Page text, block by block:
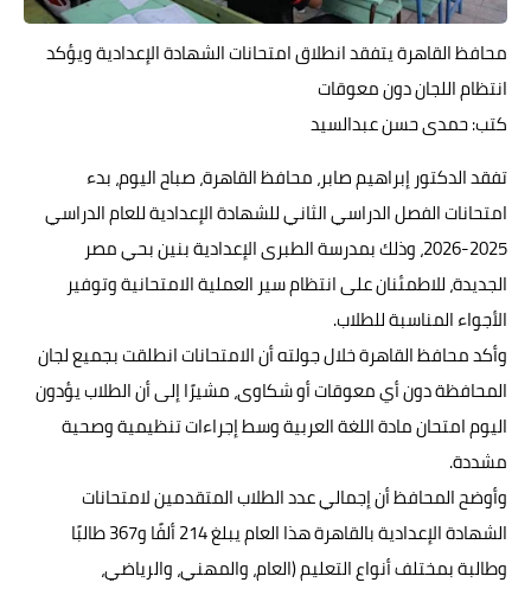
حوادث وقضايا
فن المطبخ
محافظ القاهرة يتفقد انطلاق امتحانات الشهادة الإعدادية ويؤكد
انتظام اللجان دون معوقات
كتب: حمدى حسن عبدالسيد
تفقد الدكتور إبراهيم صابر، محافظ القاهرة، صباح اليوم، بدء
امتحانات الفصل الدراسي الثاني للشهادة الإعدادية للعام الدراسي
2025-2026، وذلك بمدرسة الطبرى الإعدادية بنين بحي مصر
الجديدة، للاطمئنان على انتظام سير العملية الامتحانية وتوفير
الأجواء المناسبة للطلاب.
وأكد محافظ القاهرة خلال جولته أن الامتحانات انطلقت بجميع لجان
المحافظة دون أي معوقات أو شكاوى، مشيرًا إلى أن الطلاب يؤدون
اليوم امتحان مادة اللغة العربية وسط إجراءات تنظيمية وصحية
مشددة.
وأوضح المحافظ أن إجمالي عدد الطلاب المتقدمين لامتحانات
الشهادة الإعدادية بالقاهرة هذا العام يبلغ 214 ألفًا و367 طالبًا
وطالبة بمختلف أنواع التعليم (العام، والمهني، والرياضي،